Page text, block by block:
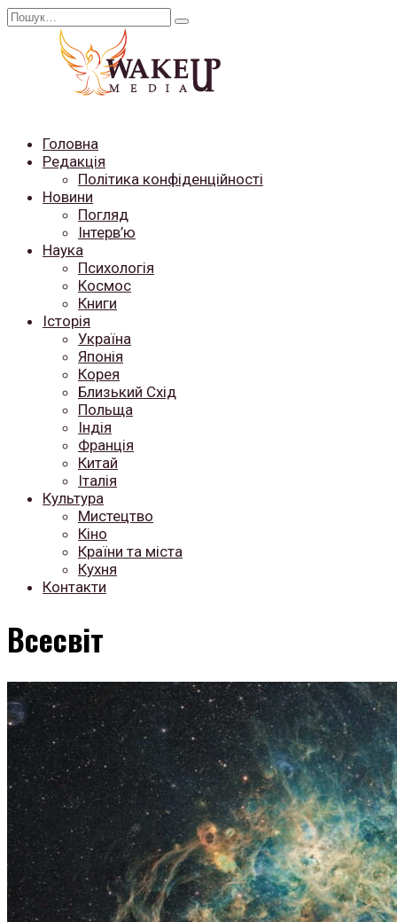
Перейти
Search
Головна
Редакція
Політика конфіденційності
Новини
Погляд
Інтерв’ю
Наука
Психологія
Космос
Книги
Історія
Україна
Японія
Корея
Близький Схід
Польща
Індія
Франція
Китай
Італія
Культура
Мистецтво
Кіно
Країни та міста
Кухня
Контакти
Всесвіт